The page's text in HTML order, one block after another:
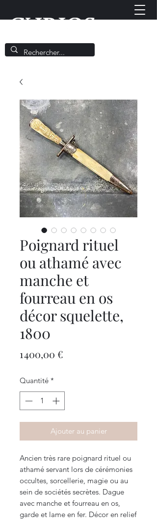
Poignard rituel
ou athamé avec
manche et
fourreau en os
décor squelette,
1800
1 400,00 €
Quantité *
Ajouter au panier
Ancien très rare poignard rituel ou
athamé servant lors de cérémonies
occultes, sorcellerie, magie ou au
sein de sociétés secrètes. Dague
avec manche et fourreau en os,
garde et lame en fer. Décor en relief